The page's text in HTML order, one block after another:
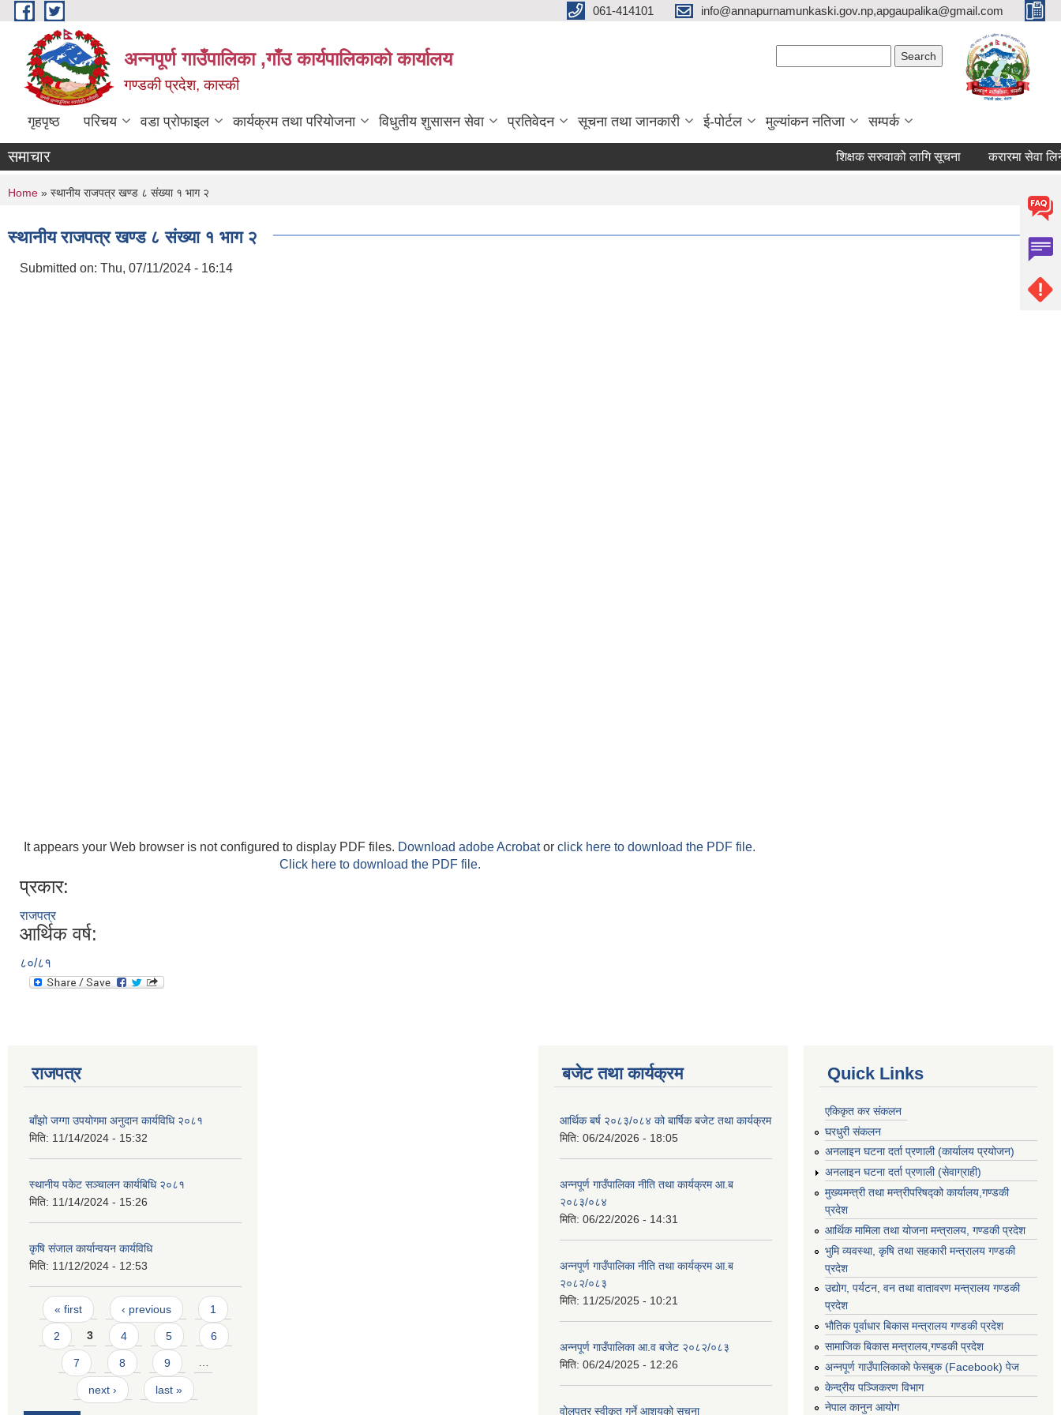
Skip to main content 061-414101 info@annapurnamunkaski.gov.np,apgaupalika@gmail.com
अन्नपूर्ण गाउँपालिका ,गाँउ कार्यपालिकाको कार्यालय
गण्डकी प्रदेश, कास्की
गृहपृष्ठ परिचय वडा प्रोफाइल कार्यक्रम तथा परियोजना विधुतीय शुसासन सेवा प्रतिवेदन सूचना तथा जानकारी ई-पोर्टल मुल्यांकन नतिजा सम्पर्क
समाचार शिक्षक सरुवाको लागि सूचना करारमा सेवा लिने
You are here
Home » स्थानीय राजपत्र खण्ड ८ संख्या १ भाग २
स्थानीय राजपत्र खण्ड ८ संख्या १ भाग २
Submitted on: Thu, 07/11/2024 - 16:14
It appears your Web browser is not configured to display PDF files. Download adobe Acrobator click here to download the PDF file.
Click here to download the PDF file.
प्रकार:
राजपत्र
आर्थिक वर्ष:
८०/८१
राजपत्र
बाँझो जग्गा उपयोगमा अनुदान कार्यविधि २०८१
मिति: 11/14/2024 - 15:32
स्थानीय पकेट सञ्चालन कार्यबिधि २०८१
मिति: 11/14/2024 - 15:26
कृषि संजाल कार्यान्वयन कार्यविधि
मिति: 11/12/2024 - 12:53
Pages
« first ‹ previous 1
2 3 4 5 6
7 8 9 …
next › last »
बजेट तथा कार्यक्रम
आर्थिक बर्ष २०८३/०८४ को बार्षिक बजेट तथा कार्यक्रम
मिति: 06/24/2026 - 18:05
अन्नपूर्ण गाउँपालिका नीति तथा कार्यक्रम आ.ब
२०८३/०८४
मिति: 06/22/2026 - 14:31
अन्नपूर्ण गाउँपालिका नीति तथा कार्यक्रम आ.ब
२०८२/०८३
मिति: 11/25/2025 - 10:21
अन्नपूर्ण गाउँपालिका आ.व बजेट २०८२/०८३
मिति: 06/24/2025 - 12:26
वोलपत्र स्वीकृत गर्ने आशयको सूचना
Quick Links
एकिकृत कर संकलन
घरधुरी संकलन
अनलाइन घटना दर्ता प्रणाली (कार्यालय प्रयोजन)
अनलाइन घटना दर्ता प्रणाली (सेवाग्राही)
मुख्यमन्त्री तथा मन्त्रीपरिषद्को कार्यालय,गण्डकी
प्रदेश
आर्थिक मामिला तथा योजना मन्त्रालय, गण्डकी प्रदेश
भुमि व्यवस्था, कृषि तथा सहकारी मन्त्रालय गण्डकी
प्रदेश
उद्योग, पर्यटन, वन तथा वातावरण मन्त्रालय गण्डकी
प्रदेश
भौतिक पूर्वाधार बिकास मन्त्रालय गण्डकी प्रदेश
सामाजिक बिकास मन्त्रालय,गण्डकी प्रदेश
अन्नपूर्ण गाउँपालिकाको फेसबुक (Facebook) पेज
केन्द्रीय पञ्जिकरण विभाग
नेपाल कानुन आयोग